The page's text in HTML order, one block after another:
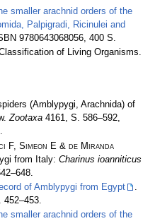
smaller arachnid orders of the
Palpigradi, Ricinulei and
9780643068056, 400 S.
of Living Organisms.
(Amblypygi, Arachnida) of
Zootaxa 4161, S. 586–592,
.
F, Simeon E & de Miranda
from Italy: Charinus ioanniticus
of Amblypygi from Egypt
.
452–453.
smaller arachnid orders of the